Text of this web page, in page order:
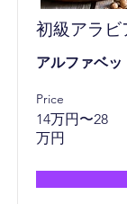
初級アラビ
アルファベ
Price
14万円〜28
万円